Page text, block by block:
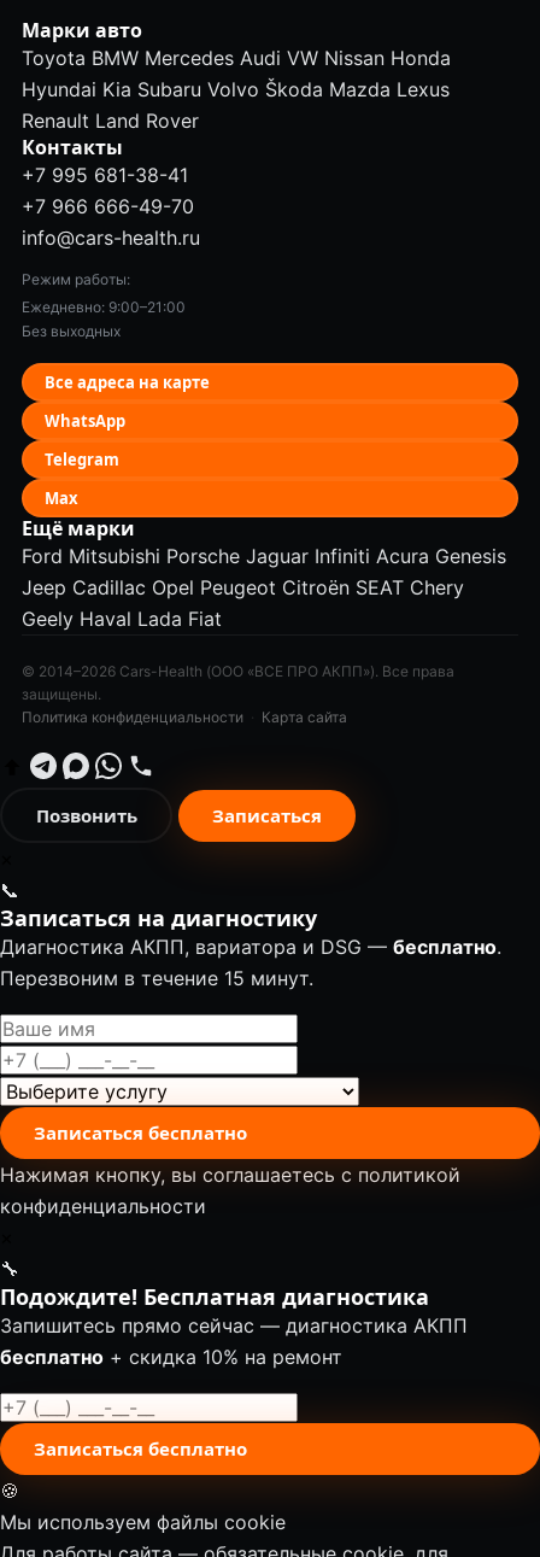
Марки авто
Toyota BMW Mercedes Audi VW Nissan Honda
Hyundai Kia Subaru Volvo Škoda Mazda Lexus
Renault Land Rover
Контакты
+7 995 681-38-41
+7 966 666-49-70
info@cars-health.ru
Режим работы:
Ежедневно: 9:00–21:00
Без выходных
Все адреса на карте
WhatsApp
Telegram
Max
Ещё марки
Ford Mitsubishi Porsche Jaguar Infiniti Acura Genesis
Jeep Cadillac Opel Peugeot Citroën SEAT Chery
Geely Haval Lada Fiat
© 2014–2026 Cars-Health (ООО «ВСЕ ПРО АКПП»). Все права
защищены.
Политика конфиденциальности · Карта сайта
Позвонить Записаться
📞
Записаться на диагностику
Диагностика АКПП, вариатора и DSG — бесплатно.
Перезвоним в течение 15 минут.
Записаться бесплатно
Нажимая кнопку, вы соглашаетесь с политикой
конфиденциальности
🔧
Подождите! Бесплатная диагностика
Запишитесь прямо сейчас — диагностика АКПП
бесплатно + скидка 10% на ремонт
Записаться бесплатно
🍪
Мы используем файлы cookie